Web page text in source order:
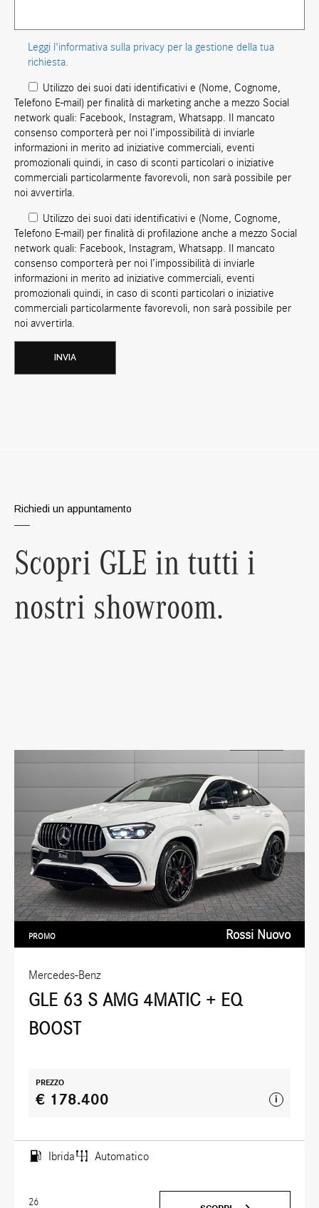
Leggi l'informativa sulla privacy per la gestione della tua
richiesta.
Utilizzo dei suoi dati identificativi e (Nome, Cognome,
Telefono E-mail) per finalità di marketing anche a mezzo Social
network quali: Facebook, Instagram, Whatsapp. Il mancato
consenso comporterà per noi l’impossibilità di inviarle
informazioni in merito ad iniziative commerciali, eventi
promozionali quindi, in caso di sconti particolari o iniziative
commerciali particolarmente favorevoli, non sarà possibile per
noi avvertirla.
Utilizzo dei suoi dati identificativi e (Nome, Cognome,
Telefono E-mail) per finalità di profilazione anche a mezzo Social
network quali: Facebook, Instagram, Whatsapp. Il mancato
consenso comporterà per noi l’impossibilità di inviarle
informazioni in merito ad iniziative commerciali, eventi
promozionali quindi, in caso di sconti particolari o iniziative
commerciali particolarmente favorevoli, non sarà possibile per
noi avvertirla.
Richiedi un appuntamento
Scopri GLE in tutti i
nostri showroom.
Mercedes-Benz
GLE 63 S AMG 4MATIC + EQ
BOOST
PROMO Rossi Nuovo
PREZZO
€ 178.400 i
Ibrida Automatico
26